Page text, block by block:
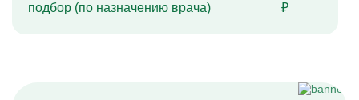
подбор (по назначению врача)
₽